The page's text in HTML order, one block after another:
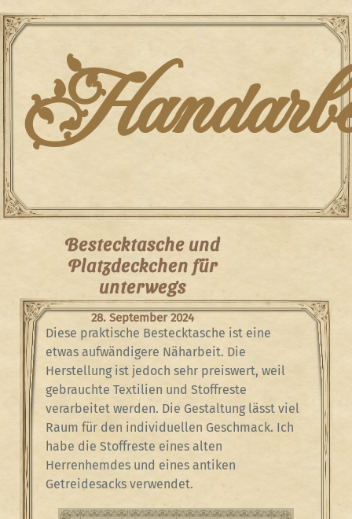
Skip
to
content
Bestecktasche und
Platzdeckchen für
unterwegs
28. September 2024
Diese praktische Bestecktasche ist eine
etwas aufwändigere Näharbeit. Die
Herstellung ist jedoch sehr preiswert, weil
gebrauchte Textilien und Stoffreste
verarbeitet werden. Die Gestaltung lässt viel
Raum für den individuellen Geschmack. Ich
habe die Stoffreste eines alten
Herrenhemdes und eines antiken
Getreidesacks verwendet.